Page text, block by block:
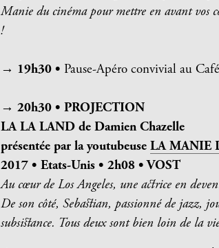
Manie du cinéma pour mettre en avant vos
!
→ 19h30 • Pause-Apéro convivial au
→ 20h30 •PROJECTION
LA LA LAND de Damien Chazelle
présentée par la youtubeuseLA MANIE
2017 • Etats-Unis • 2h08 • VOST
Au cœur de Los Angeles, une actrice en
De son côté, Sebastian, passionné de jazz,
subsistance. Tous deux sont bien loin de la